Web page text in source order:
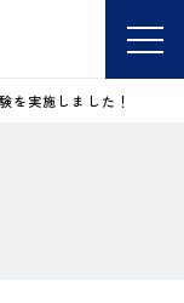
を実施しました！